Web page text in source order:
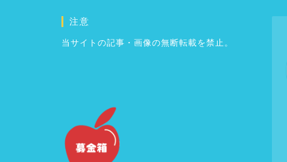
注意
当サイトの記事・画像の無断転載を禁止。